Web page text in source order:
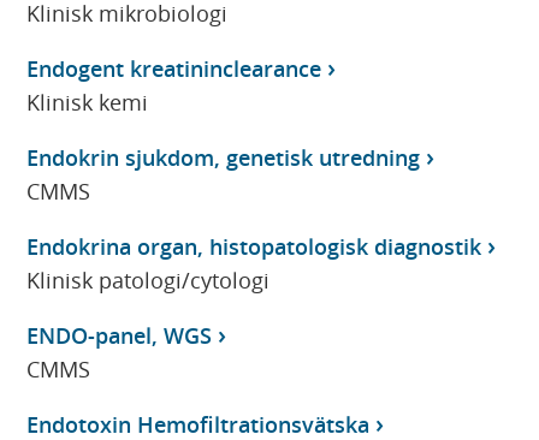
Klinisk mikrobiologi
Endogent kreatininclearance
Klinisk kemi
Endokrin sjukdom, genetisk utredning
CMMS
Endokrina organ, histopatologisk diagnostik
Klinisk patologi/cytologi
ENDO-panel, WGS
CMMS
Endotoxin Hemofiltrationsvätska